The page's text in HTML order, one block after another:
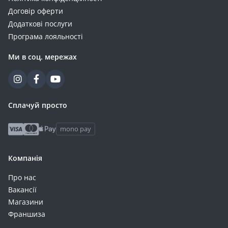
Xiaomi Poco X6 Pro 5G (+27)
Infinix Hot 40i (+26)
Samsung Galaxy A025 A02s (+26)
Tecno Spark 20 Pro (+26)
Xiaomi 14 Ultra (+26)
Xiaomi Redmi A5/Poco C71 Global (+26)
Xiaomi Redmi Note 13 Pro 4G (+26)
Google Pixel 6 Pro (+25)
Realme C53 (+25)
Samsung Galaxy A315 A31 (+25)
Samsung Galaxy A36 A366 (+25)
Договір оферти
Додаткові послуги
Програма лояльності
Ми в соц. мережах
Сплачуй просто
mono pay
Компанія
Про нас
Вакансії
Магазини
Франшиза